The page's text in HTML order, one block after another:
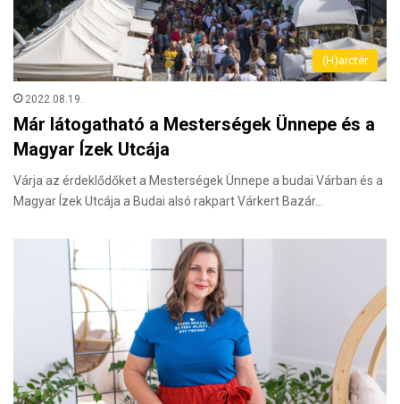
(H)arctér
2022.08.19.
Már látogatható a Mesterségek Ünnepe és a
Magyar Ízek Utcája
Várja az érdeklődőket a Mesterségek Ünnepe a budai Várban és a
Magyar Ízek Utcája a Budai alsó rakpart Várkert Bazár…